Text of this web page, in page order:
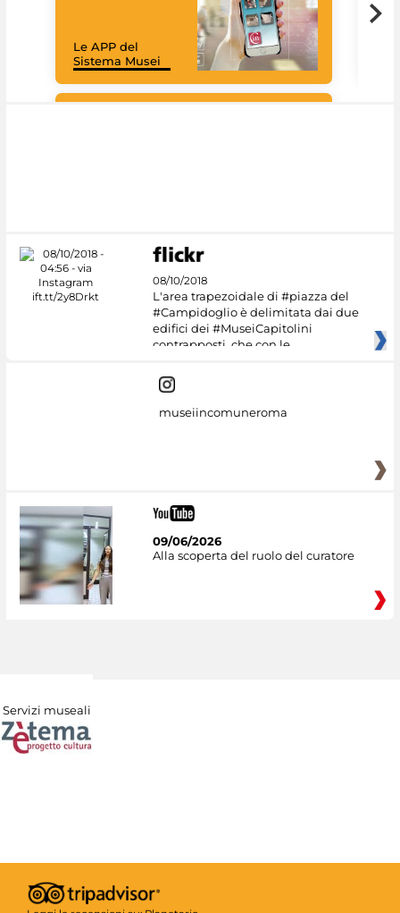
Le APP del
Sistema Musei
08/10/2018
L'area trapezoidale di #piazza del
#Campidoglio è delimitata dai due
edifici dei #MuseiCapitolini
contrapposti, che con le
museiincomuneroma
09/06/2026
Alla scoperta del ruolo del curatore
Servizi museali